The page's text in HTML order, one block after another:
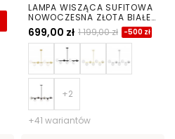
LAMPA WISZĄCA SUFITOWA
NOWOCZESNA ZŁOTA BIAŁE
KULE FREDICA 7
699,00 zł 1 199,00 zł -500 zł
+41 wariantów